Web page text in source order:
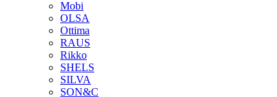
Mobi
OLSA
Ottima
RAUS
Rikko
SHELS
SILVA
SON&C